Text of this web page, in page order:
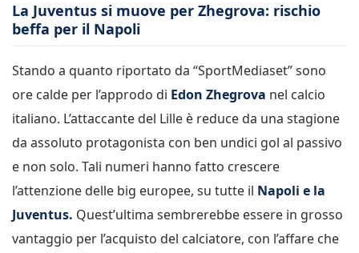
La Juventus si muove per Zhegrova: rischio
beffa per il Napoli
Stando a quanto riportato da “SportMediaset” sono
ore calde per l’approdo di Edon Zhegrova nel calcio
italiano. L’attaccante del Lille è reduce da una stagione
da assoluto protagonista con ben undici gol al passivo
e non solo. Tali numeri hanno fatto crescere
l’attenzione delle big europee, su tutte il Napoli e la
Juventus. Quest’ultima sembrerebbe essere in grosso
vantaggio per l’acquisto del calciatore, con l’affare che